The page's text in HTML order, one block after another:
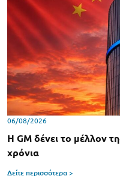
06/08/2026
Η GM δένει το μέλλον
χρόνια
Δείτε περισσότερα >